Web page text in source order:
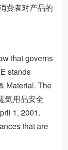
费者对产品的
that governs
stands
Material. The
気用品安全
1, 2001.
that are